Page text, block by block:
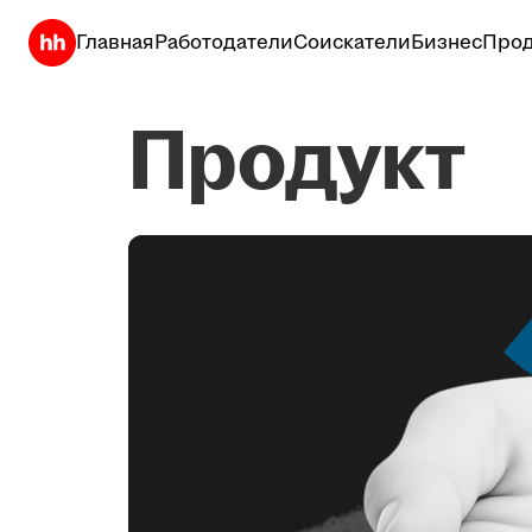
ГлавнаяРаботодателиСоискателиБизнес
Продукт